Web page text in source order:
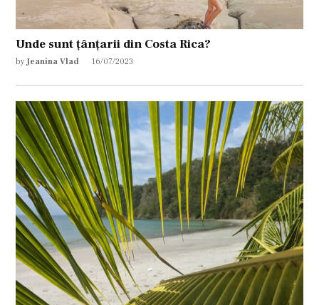
Unde sunt țânțarii din Costa Rica?
by Jeanina Vlad 16/07/2023